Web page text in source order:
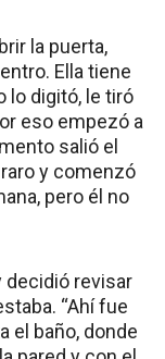
la puerta,
Ella tiene
lo digitó, le tiró
eso empezó a
salió el
y comenzó
pero él no
decidió revisar
“Ahí fue
el baño, donde